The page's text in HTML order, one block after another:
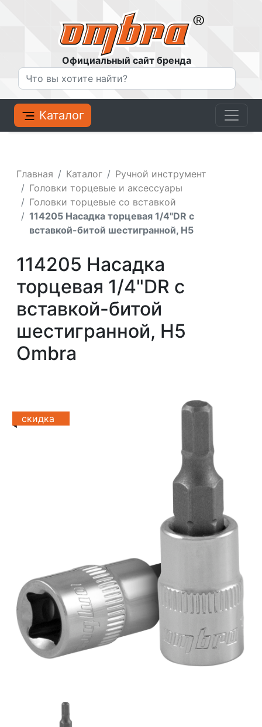
Официальный сайт бренда
Каталог
Главная Каталог
Ручной инструмент
Головки торцевые и аксессуары
Головки торцевые со вставкой
114205 Насадка торцевая 1/4"DR с
вставкой-битой шестигранной, H5
114205 Насадка
торцевая 1/4"DR с
вставкой-битой
шестигранной, H5
Ombra
скидка